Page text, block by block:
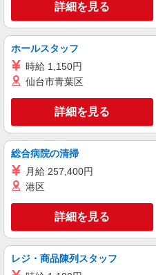
月給267,750
東京都国立
より徒歩1分
キープ
職業紹介
株式会社kotrio /●SW-S-2007660
国立駅／住宅
膝への負担少
時給1550
キープ
職業紹介
株式会社kotrio /●SW-S-2097745
詳細を見る
ホールスタッフ
時給 1,150円
仙台市青葉区
詳細を見る
総合病院の清掃
月給 257,400円
港区
詳細を見る
レジ・商品陳列スタッフ